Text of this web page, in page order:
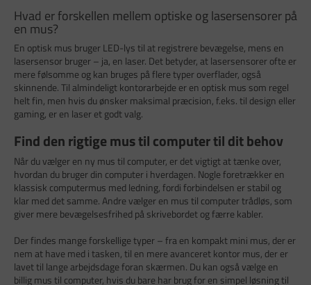
Hvad er forskellen mellem optiske og lasersensorer på
en mus?
En optisk mus bruger LED-lys til at registrere bevægelse, mens en
lasersensor bruger – ja, en laser. Det betyder, at lasersensorer ofte er
mere følsomme og kan bruges på flere typer overflader, også
skinnende. Til almindeligt kontorarbejde er en optisk mus som regel
helt fin, men hvis du ønsker maksimal præcision, f.eks. til design eller
gaming, er en laser et godt valg.
Find den rigtige mus til computer til dit behov
Når du vælger en ny mus til computer, er det vigtigt at tænke over,
hvordan du bruger din computer i hverdagen. Nogle foretrækker en
klassisk computermus med ledning, fordi forbindelsen er stabil og
klar med det samme. Andre vælger en mus til computer trådløs, som
giver mere bevægelsesfrihed på skrivebordet og færre kabler.
Der findes mange forskellige typer – fra en kompakt mini mus, der er
nem at have med i tasken, til en mere avanceret kontor mus, der er
lavet til lange arbejdsdage foran skærmen. Du kan også vælge en
billig mus til computer, hvis du bare har brug for en simpel løsning til